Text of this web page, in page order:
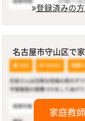
登録済みの
名古屋市守山区で
家庭教